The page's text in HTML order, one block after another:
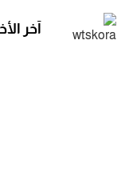
آخر